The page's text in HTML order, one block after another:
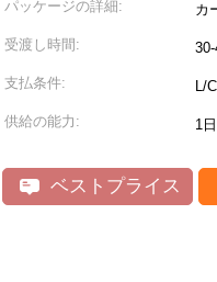
パッケージの詳細: カ
受渡し時間: 30-
支払条件: L/
供給の能力: 1
ベストプライス